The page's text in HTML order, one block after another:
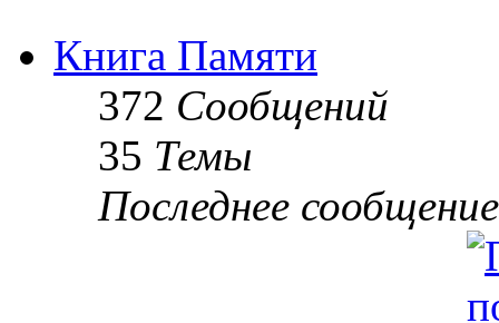
Книга Памяти
372 Сообщений
35 Темы
Последнее сообщение